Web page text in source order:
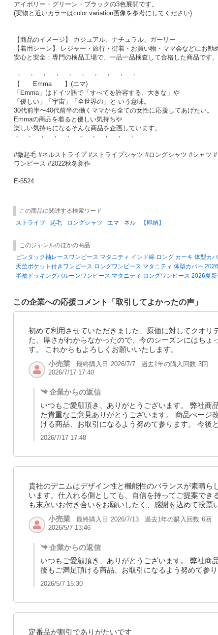
アイボリー・グリーン・ブラックの3色展開です。
(実物と近いカラーはcolor variation画像を参考にしてください)
【商品のイメージ】 カジュアル、ナチュラル、ガーリー
【着用シーン】 レジャー・旅行・街着・お買い物・ママ会などにお勧
安心と安全：専門の検品工場で、一品一品検査して合格した商品です。
・ ・ ・ ・ ・ ・ ・ ・ ・ ・
【 Emma 】(エマ)
「Emma」はドイツ語で「すべてを許容する、大きな」や
「優しい」「宇宙」「全世界の」と いう意味。
30代前半〜40代前半の働くママから全ての女性に応援してあげたい。
Emmaの商品を着ると優しい気持ちや
楽しい気持ちになるそんな商品を企画しています。
・ ・ ・ ・ ・ ・ ・ ・ ・ ・
#微起毛 #ネルストライプ #ストライプシャツ #ロングシャツ #シャツ
ワンピース #2022秋冬新作
E-5524
この商品に関連する検索ワード
ストライプ
起毛 ロングシャツ エマ ネル 【即納】
このジャンルのほかの商品
ピンタック袖レースワンピース マタニティ インド綿 ロング カーキ 体型カ
天竺ポケット付きワンピース ロングワンピース マタニティ 体型カバー 2026
半袖ドッキングバルーンワンピース マタニティ ロングワンピース 2026夏新
この企業への応援コメント「取引してよかったの声」
初めて利用させていただきました、原価に対してクオリ
た。厚さがわからなかったので、今のシーズンにはち
す。 これからもよろしくお願いいたします。
小売業
最終購入日 2026/7/7 過去1年の購入回数 3回
2026/7/17 17:40
企業からの返信
いつもご愛顧頂き、ありがとうございます。 弊社商
た貴重なご意見ありがとうございます。 商品ぺージ
ける商品、お取引になるよう努めて参ります。 今後
2026/7/17 17:48
貴社のデニムはデザイン性と機能性のバランスが素晴ら
います。仕入れる側としても、自信を持ってご提案で
も末永いお付き合いをお願いしたく、感謝を込めて投票
小売業
最終購入日 2026/7/13 過去1年の購入回数 6回
2026/5/7 13:46
企業からの返信
いつもご愛顧頂き、ありがとうございます。 弊社商
後もご満足頂ける商品、お取引になるよう努めて参
2026/5/7 15:30
定番品が割引でありがたいです